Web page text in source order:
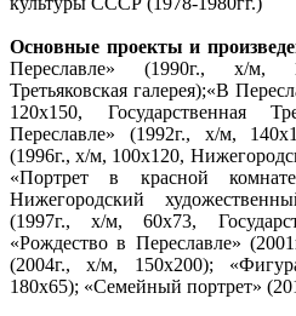
Основные проекты и
Переславле» (1990г., х/м,
Третьяковская галерея);«В
120х150, Государственная
Переславле» (1992г., х/м,
(1996г., х/м, 100x120,
«Портрет в красной
Нижегородский
(1997г., х/м, 60х73,
«Рождество в Переславле»
(2004г., х/м, 150х200);
180х65); «Семейный портрет»